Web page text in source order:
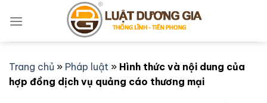
qua
Trang chủ » Pháp luật » Hình thức và nội dung của
hợp đồng dịch vụ quảng cáo thương mại